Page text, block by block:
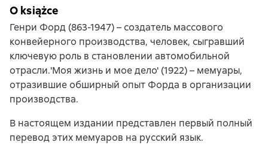
O książce
Генри Форд (863-1947) – создатель массового
конвейерного производства, человек, сыгравший
ключевую роль в становлении автомобильной
отрасли.'Моя жизнь и мое дело' (1922) – мемуары,
отразившие обширный опыт Форда в организации
производства.
В настоящем издании представлен первый полный
перевод этих мемуаров на русский язык.